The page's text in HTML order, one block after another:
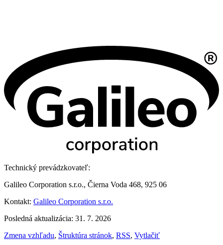
Technický prevádzkovateľ:
Galileo Corporation s.r.o., Čierna Voda 468, 925 06
Kontakt: Galileo Corporation s.r.o.
Posledná aktualizácia: 31. 7. 2026
Zmena vzhľadu, Štruktúra stránok, RSS, Vytlačiť